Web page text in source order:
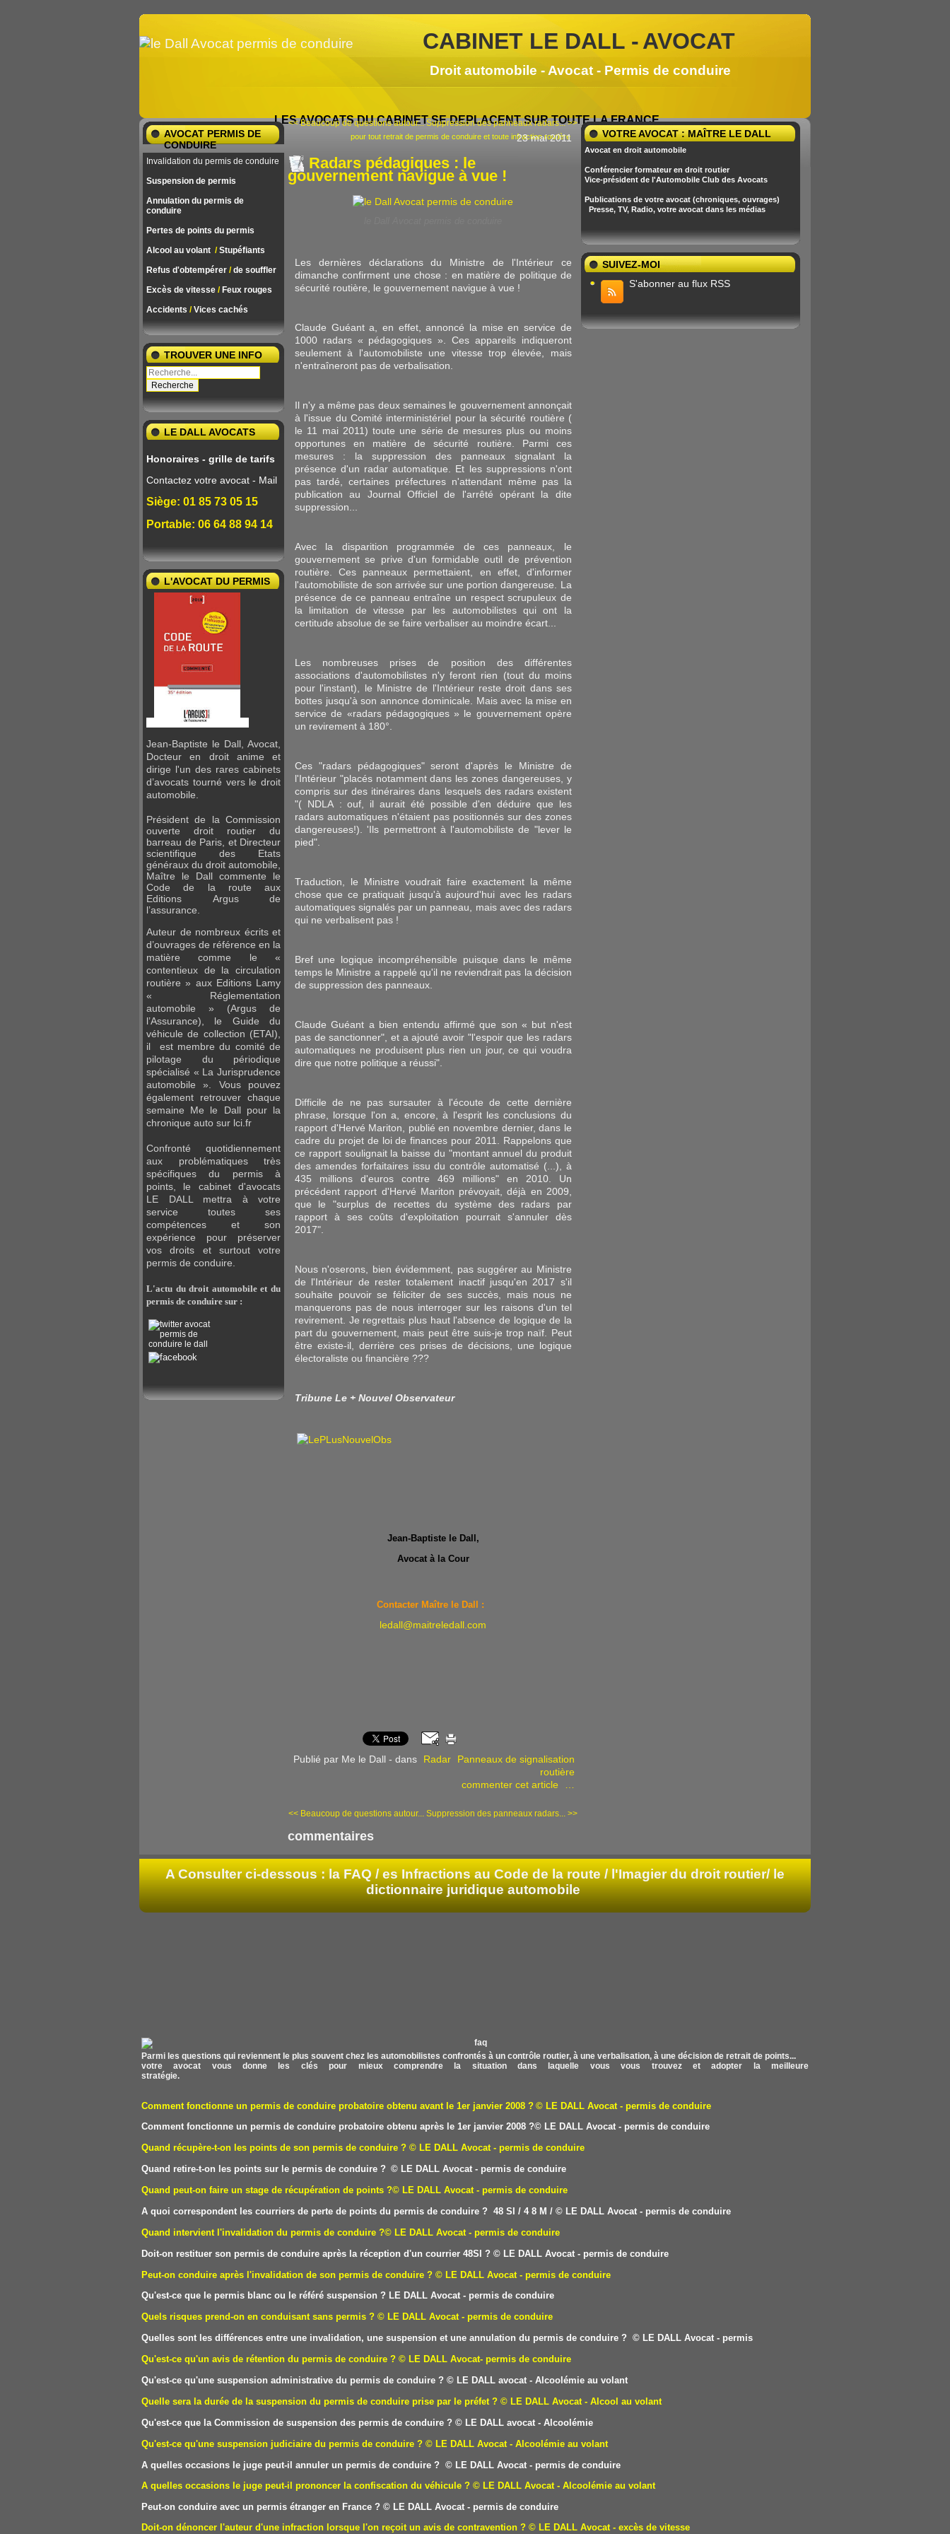
CABINET LE DALL -AVOCAT
Droit automobile - Avocat - Permis de conduire
LES AVOCATS DU CABINET SE DEPLACENT SUR TOUTE LA FRANCE
pour tout retrait de permis de conduire et toute infraction routière
AVOCAT PERMIS DE
CONDUIRE
Invalidation du permis de conduire
Suspension de permis
Annulation du permis de
conduire
Pertes de points du permis
Alcool au volant /Stupéfiants
Refus d'obtempérer /de souffler
Excès de vitesse / Feux rouges
Accidents /Vices cachés
TROUVER UNE INFO
LE DALL AVOCATS
Honoraires - grille de tarifs
Contactez votre avocat - Mail
Siège: 01 85 73 05 15
Portable: 06 64 88 94 14
L'AVOCAT DU PERMIS
Jean-Baptiste le Dall, Avocat,
Docteur en droit anime et
dirige l'un des rares cabinets
d’avocats tourné vers le droit
automobile.
Président de la Commission
ouverte droit routier du
barreau de Paris, et Directeur
scientifique des Etats
généraux du droit automobile,
Maître le Dall commente le
Code de la route aux
Editions Argus de
l’assurance.
Auteur de nombreux écrits et
d’ouvrages de référence en la
matière comme le «
contentieux de la circulation
routière » aux Editions Lamy
« Réglementation
automobile » (Argus de
l’Assurance), le Guide du
véhicule de collection (ETAI),
il est membre du comité de
pilotage du périodique
spécialisé « La Jurisprudence
automobile ». Vous pouvez
également retrouver chaque
semaine Me le Dall pour la
chronique auto sur lci.fr
Confronté quotidiennement
aux problématiques très
spécifiques du permis à
points, le cabinet d'avocats
LE DALL mettra à votre
service toutes ses
compétences et son
expérience pour préserver
vos droits et surtout votre
permis de conduire.
L'actu du droit automobile et du
permis de conduire sur :
<< Beaucoup de questions autour... Suppression des panneaux radars... >>
23 mai 2011
Radars pédagiques : le
gouvernement navigue à vue !
Les dernières déclarations du Ministre de l'Intérieur ce
dimanche confirment une chose : en matière de politique de
sécurité routière, le gouvernement navigue à vue !
Claude Guéant a, en effet, annoncé la mise en service de
1000 radars « pédagogiques ». Ces appareils indiqueront
seulement à l'automobiliste une vitesse trop élevée, mais
n'entraîneront pas de verbalisation.
Il n'y a même pas deux semaines le gouvernement annonçait
à l'issue du Comité interministériel pour la sécurité routière (
le 11 mai 2011) toute une série de mesures plus ou moins
opportunes en matière de sécurité routière. Parmi ces
mesures : la suppression des panneaux signalant la
présence d'un radar automatique. Et les suppressions n'ont
pas tardé, certaines préfectures n'attendant même pas la
publication au Journal Officiel de l'arrêté opérant la dite
suppression...
Avec la disparition programmée de ces panneaux, le
gouvernement se prive d'un formidable outil de prévention
routière. Ces panneaux permettaient, en effet, d'informer
l'automobiliste de son arrivée sur une portion dangereuse. La
présence de ce panneau entraîne un respect scrupuleux de
la limitation de vitesse par les automobilistes qui ont la
certitude absolue de se faire verbaliser au moindre écart...
Les nombreuses prises de position des différentes
associations d'automobilistes n'y feront rien (tout du moins
pour l'instant), le Ministre de l'Intérieur reste droit dans ses
bottes jusqu'à son annonce dominicale. Mais avec la mise en
service de «radars pédagogiques » le gouvernement opère
un revirement à 180°.
Ces "radars pédagogiques" seront d'après le Ministre de
l'Intérieur "placés notamment dans les zones dangereuses, y
compris sur des itinéraires dans lesquels des radars existent
"( NDLA : ouf, il aurait été possible d'en déduire que les
radars automatiques n'étaient pas positionnés sur des zones
dangereuses!). 'Ils permettront à l'automobiliste de "lever le
pied".
Traduction, le Ministre voudrait faire exactement la même
chose que ce pratiquait jusqu'à aujourd'hui avec les radars
automatiques signalés par un panneau, mais avec des radars
qui ne verbalisent pas !
Bref une logique incompréhensible puisque dans le même
temps le Ministre a rappelé qu'il ne reviendrait pas la décision
de suppression des panneaux.
Claude Guéant a bien entendu affirmé que son « but n'est
pas de sanctionner", et a ajouté avoir "l'espoir que les radars
automatiques ne produisent plus rien un jour, ce qui voudra
dire que notre politique a réussi".
Difficile de ne pas sursauter à l'écoute de cette dernière
phrase, lorsque l'on a, encore, à l'esprit les conclusions du
rapport d'Hervé Mariton, publié en novembre dernier, dans le
cadre du projet de loi de finances pour 2011. Rappelons que
ce rapport soulignait la baisse du "montant annuel du produit
des amendes forfaitaires issu du contrôle automatisé (...), à
435 millions d'euros contre 469 millions" en 2010. Un
précédent rapport d'Hervé Mariton prévoyait, déjà en 2009,
que le "surplus de recettes du système des radars par
rapport à ses coûts d'exploitation pourrait s'annuler dès
2017".
Nous n'oserons, bien évidemment, pas suggérer au Ministre
de l'Intérieur de rester totalement inactif jusqu'en 2017 s'il
souhaite pouvoir se féliciter de ses succès, mais nous ne
manquerons pas de nous interroger sur les raisons d'un tel
revirement. Je regrettais plus haut l'absence de logique de la
part du gouvernement, mais peut être suis-je trop naïf. Peut
être existe-il, derrière ces prises de décisions, une logique
électoraliste ou financière ???
Tribune Le + Nouvel Observateur
Jean-Baptiste le Dall,
Avocat à la Cour
Contacter Maître le Dall :
ledall@maitreledall.com
Publié par Me le Dall - dans Radar
Panneaux de signalisation
routière
commenter cet article
<< Beaucoup de questions autour... Suppression des panneaux radars... >>
commentaires
VOTRE AVOCAT : MAÎTRE LE DALL
Avocat en droit automobile
Conférencier formateur en droit routier
Vice-président de l'Automobile Club des Avocats
Publications de votre avocat (chroniques, ouvrages)
Presse, TV, Radio, votre avocat dans les médias
SUIVEZ-MOI
S'abonner au flux RSS
A Consulter ci-dessous : la FAQ /es Infractions au Code de la route / l'Imagier du droit routier/ le
dictionnaire juridique automobile
Parmi les questions qui reviennent le plus souvent chez les automobilistes confrontés à un contrôle routier, à une verbalisation, à une décision de retrait de points...
votre avocat vous donne les clés pour mieux comprendre la situation dans laquelle vous vous trouvez et adopter la meilleure
stratégie.
Comment fonctionne un permis de conduire probatoire obtenu avant le 1er janvier 2008 ? © LE DALL Avocat - permis de conduire
Comment fonctionne un permis de conduire probatoire obtenu après le 1er janvier 2008 ?© LE DALL Avocat - permis de conduire
Quand récupère-t-on les points de son permis de conduire ? © LE DALL Avocat - permis de conduire
Quand retire-t-on les points sur le permis de conduire ? © LE DALL Avocat - permis de conduire
Quand peut-on faire un stage de récupération de points ?© LE DALL Avocat - permis de conduire
A quoi correspondent les courriers de perte de points du permis de conduire ? 48 SI / 4 8 M / © LE DALL Avocat - permis de conduire
Quand intervient l'invalidation du permis de conduire ?© LE DALL Avocat - permis de conduire
Doit-on restituer son permis de conduire après la réception d'un courrier 48SI ? © LE DALL Avocat - permis de conduire
Peut-on conduire après l'invalidation de son permis de conduire ? © LE DALL Avocat - permis de conduire
Qu'est-ce que le permis blanc ou le référé suspension ? LE DALL Avocat - permis de conduire
Quels risques prend-on en conduisant sans permis ? © LE DALL Avocat - permis de conduire
Quelles sont les différences entre une invalidation, une suspension et une annulation du permis de conduire ? © LE DALL Avocat - permis
Qu'est-ce qu'un avis de rétention du permis de conduire ? © LE DALL Avocat- permis de conduire
Qu'est-ce qu'une suspension administrative du permis de conduire ? © LE DALL avocat - Alcoolémie au volant
Quelle sera la durée de la suspension du permis de conduire prise par le préfet ? © LE DALL Avocat - Alcool au volant
Qu'est-ce que la Commission de suspension des permis de conduire ? © LE DALL avocat - Alcoolémie
Qu'est-ce qu'une suspension judiciaire du permis de conduire ? © LE DALL Avocat - Alcoolémie au volant
A quelles occasions le juge peut-il annuler un permis de conduire ? © LE DALL Avocat - permis de conduire
A quelles occasions le juge peut-il prononcer la confiscation du véhicule ? © LE DALL Avocat - Alcoolémie au volant
Peut-on conduire avec un permis étranger en France ? © LE DALL Avocat - permis de conduire
Doit-on dénoncer l'auteur d'une infraction lorsque l'on reçoit un avis de contravention ? © LE DALL Avocat - excès de vitesse